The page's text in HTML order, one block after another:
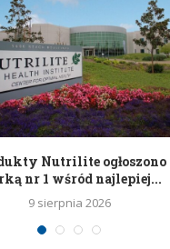
Nutrilite ogłoszono
nr 1 wśród najlepiej...
9 sierpnia 2026